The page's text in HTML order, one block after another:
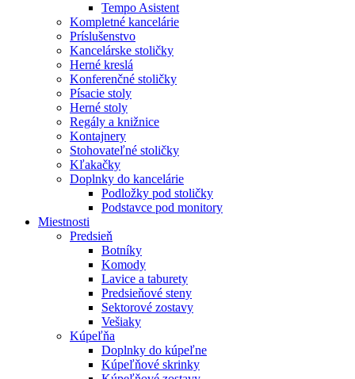
Tempo Asistent
Kompletné kancelárie
Príslušenstvo
Kancelárske stoličky
Herné kreslá
Konferenčné stoličky
Písacie stoly
Herné stoly
Regály a knižnice
Kontajnery
Stohovateľné stoličky
Kľakačky
Doplnky do kancelárie
Podložky pod stoličky
Podstavce pod monitory
Miestnosti
Predsieň
Botníky
Komody
Lavice a taburety
Predsieňové steny
Sektorové zostavy
Vešiaky
Kúpeľňa
Doplnky do kúpeľne
Kúpeľňové skrinky